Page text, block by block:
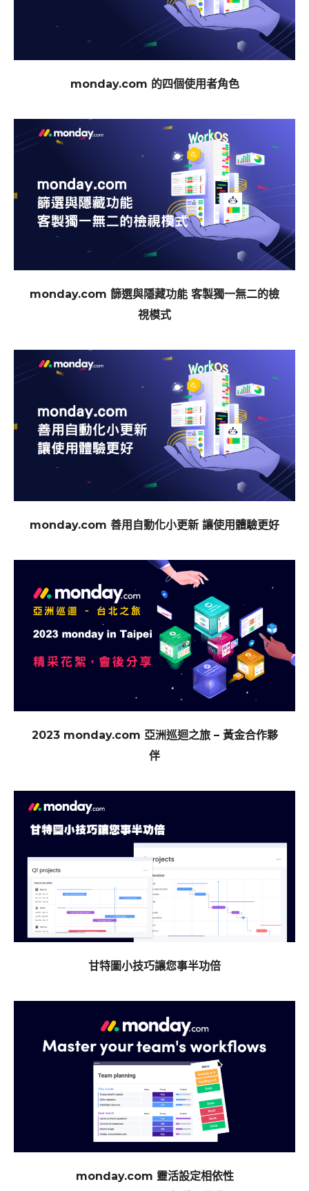
monday.com 的四個使用者角色
monday.com 篩選與隱藏功能 客製獨一無二的檢
視模式
monday.com 善用自動化小更新 讓使用體驗更好
2023 monday.com 亞洲巡迴之旅 – 黃金合作夥
伴
甘特圖小技巧讓您事半功倍
monday.com 靈活設定相依性